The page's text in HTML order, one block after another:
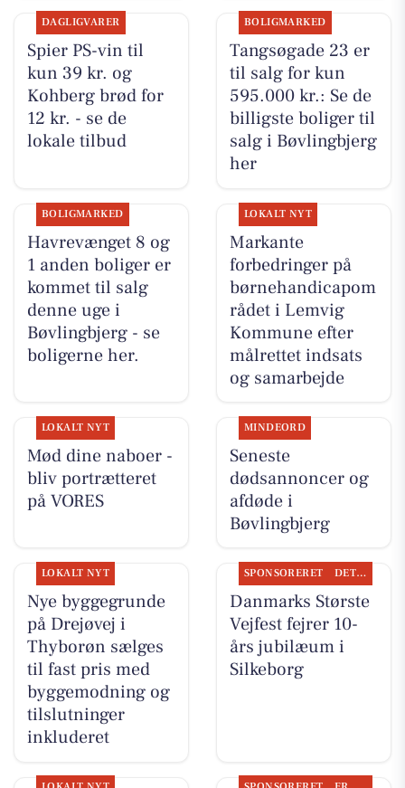
DAGLIGVARER
Spier PS-vin til
kun 39 kr. og
Kohberg brød for
12 kr. - se de
lokale tilbud
BOLIGMARKED
Tangsøgade 23 er
til salg for kun
595.000 kr.: Se de
billigste boliger til
salg i Bøvlingbjerg
her
BOLIGMARKED
Havrevænget 8 og
1 anden boliger er
kommet til salg
denne uge i
Bøvlingbjerg - se
boligerne her.
LOKALT NYT
Markante
forbedringer på
børnehandicapom
rådet i Lemvig
Kommune efter
målrettet indsats
og samarbejde
LOKALT NYT
Mød dine naboer -
bliv portrætteret
på VORES
MINDEORD
Seneste
dødsannoncer og
afdøde i
Bøvlingbjerg
LOKALT NYT
Nye byggegrunde
på Drejøvej i
Thyborøn sælges
til fast pris med
byggemodning og
tilslutninger
inkluderet
SPONSORERET DET SKER
Danmarks Største
Vejfest fejrer 10-
års jubilæum i
Silkeborg